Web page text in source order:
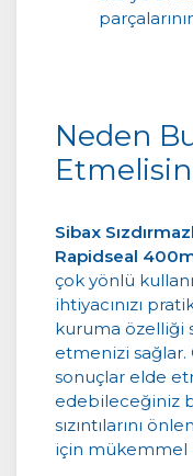
Neden
Sibax
Rapidseal
çok yönlü
ihtiyacınızı
kuruma özelliği
etmenizi
sonuçlar elde
edebileceğiniz
sızıntılarını
için mükemmel